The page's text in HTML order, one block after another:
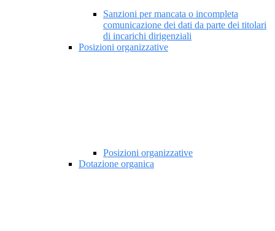
Sanzioni per mancata o incompleta
comunicazione dei dati da parte dei titolari
di incarichi dirigenziali
Posizioni organizzative
Posizioni organizzative
Dotazione organica